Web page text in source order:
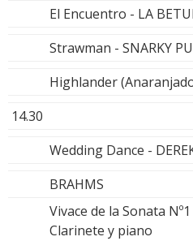
El Encuentro - LA
Strawman - SNARKY
Highlander
14.30
Wedding Dance -
BRAHMS
Vivace de la Sonata
Clarinete y piano